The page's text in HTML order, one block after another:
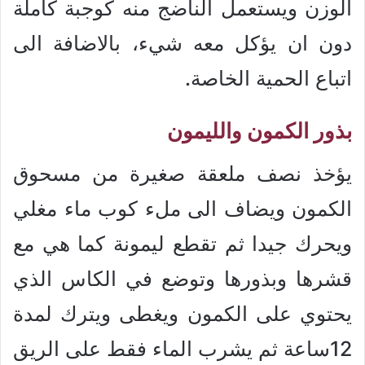
الوزن ويستعمل الناضج منه كوجبة كاملة
دون ان يؤكل معه شيء، بالاضافة الى
اتباع الحمية الخاصة.
بذور الكمون والليمون
يؤخذ نصف ملعقة صغيرة من مسحوق
الكمون ويضاف الى ملء كوب ماء مغلي
ويحرك جيدا ثم تقطع ليمونة كما هي مع
قشرها وبذورها وتوضع في الكاس الذي
يحتوي على الكمون ويغطى ويترك لمدة
12ساعة ثم يشرب الماء فقط على الريق